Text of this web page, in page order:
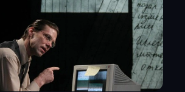
Ирина Тычинина, Александр